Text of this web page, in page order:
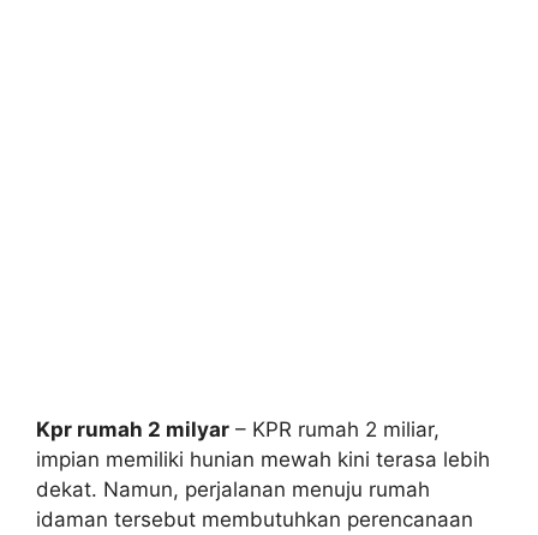
Kpr rumah 2 milyar – KPR rumah 2 miliar,
impian memiliki hunian mewah kini terasa lebih
dekat. Namun, perjalanan menuju rumah
idaman tersebut membutuhkan perencanaan